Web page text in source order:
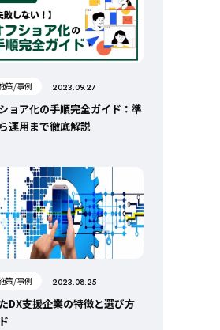
策/事例 2023.09.27
ョア化の手順完全ガイド：準
運用まで徹底解説
策/事例 2023.08.25
DX支援企業の特徴と選び方